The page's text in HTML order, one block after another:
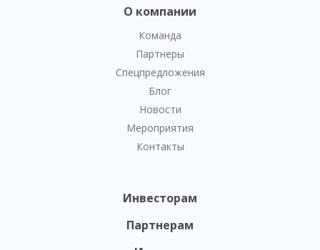
О компании
Команда
Партнеры
Спецпредложения
Блог
Новости
Мероприятия
Контакты
Инвесторам
Партнерам